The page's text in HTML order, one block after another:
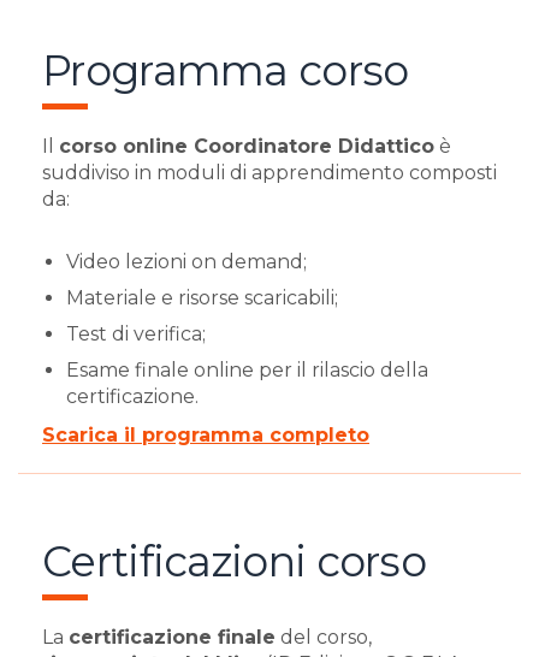
Programma corso
corso online Coordinatore Didattico è
suddiviso in moduli di apprendimento composti
da:
Video lezioni on demand;
Materiale e risorse scaricabili;
Test di verifica;
Esame finale online per il rilascio della
certificazione.
Scarica il programma completo
Certificazioni corso
La certificazione finale del corso,